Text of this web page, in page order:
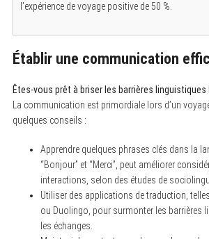
l’expérience de voyage positive de 50 %.
Établir une communication
Êtes-vous prêt à briser les barrières linguistiques
La communication est primordiale lors d’un
quelques conseils :
Apprendre quelques phrases clés dans la
“Bonjour” et “Merci”, peut améliorer
interactions, selon des études de
Utiliser des applications de traduction,
ou Duolingo, pour surmonter les barrières
les échanges.
e
: